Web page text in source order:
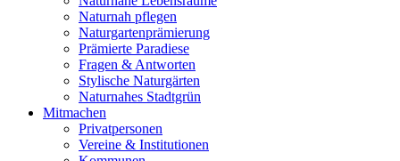
Naturnah pflegen
Naturgartenprämierung
Prämierte Paradiese
Fragen & Antworten
Stylische Naturgärten
Naturnahes Stadtgrün
Mitmachen
Privatpersonen
Vereine & Institutionen